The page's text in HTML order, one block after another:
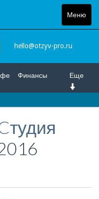
Меню
Toggle
hello@otzyv-pro.ru
Еще
Финансы
Транспорт